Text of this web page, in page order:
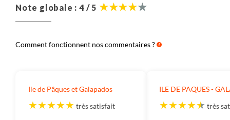
Note globale : 4 / 5
Comment fonctionnent nos commentaires ?
Ile de Pâques et Galapados
très satisfait
ILE DE PAQUES -
très